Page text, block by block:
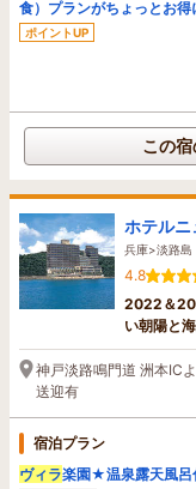
食）プランがちょっとお得
ポイントUP
この
ホテルニ
兵庫>淡路島
4.8
2022＆
い朝陽と
神戸淡路鳴門道 洲本IC
送迎有
宿泊プラン
ヴィラ楽園★温泉露天風呂